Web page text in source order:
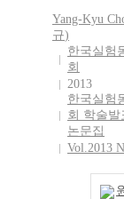
Yang-Kyu
규)
한국실험
회
2013
한국실험
회 학술발
논문집
Vol.2013